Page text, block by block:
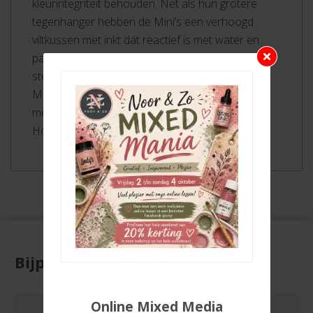
kleurintegriteit behouden. Net als hun grotere
tegenhanger hebben de Mini’s een verhoogd
viltkussen met inkt dat reactief is met water en
past bij het Distress-palet van producten. Elk
stempelkussen is stapelbaar en lichtbestendig.
Mini-inktkussens kunnen opnieuw worden geïnkt
met de bijpassende Distress Ink Re-inker. Tim
Holtz Mini Distress Ink Pads meten 1 “x 1”.
Bijpassende producten
Online Mixed Media